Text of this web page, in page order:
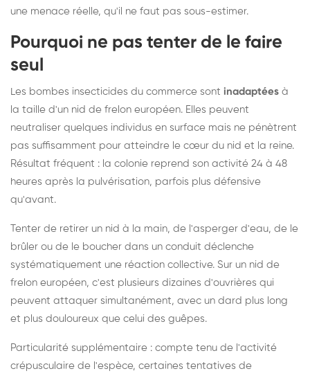
une menace réelle, qu'il ne faut pas sous-estimer.
Pourquoi ne pas tenter de le faire
seul
Les bombes insecticides du commerce sont inadaptées à
la taille d'un nid de frelon européen. Elles peuvent
neutraliser quelques individus en surface mais ne pénètrent
pas suffisamment pour atteindre le cœur du nid et la reine.
Résultat fréquent : la colonie reprend son activité 24 à 48
heures après la pulvérisation, parfois plus défensive
qu'avant.
Tenter de retirer un nid à la main, de l'asperger d'eau, de le
brûler ou de le boucher dans un conduit déclenche
systématiquement une réaction collective. Sur un nid de
frelon européen, c'est plusieurs dizaines d'ouvrières qui
peuvent attaquer simultanément, avec un dard plus long
et plus douloureux que celui des guêpes.
Particularité supplémentaire : compte tenu de l'activité
crépusculaire de l'espèce, certaines tentatives de